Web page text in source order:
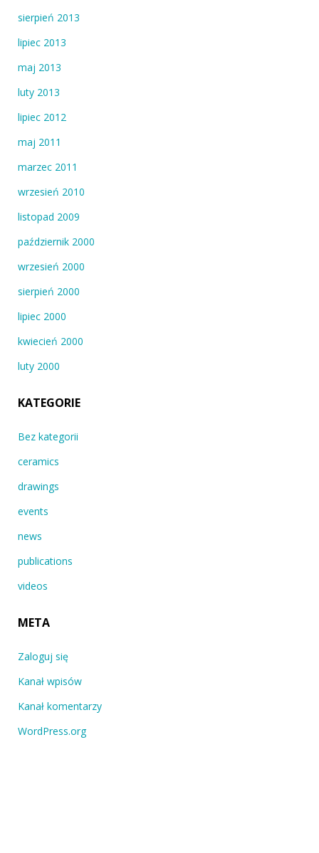
sierpień 2013
lipiec 2013
maj 2013
luty 2013
lipiec 2012
maj 2011
marzec 2011
wrzesień 2010
listopad 2009
październik 2000
wrzesień 2000
sierpień 2000
lipiec 2000
kwiecień 2000
luty 2000
KATEGORIE
Bez kategorii
ceramics
drawings
events
news
publications
videos
META
Zaloguj się
Kanał wpisów
Kanał komentarzy
WordPress.org